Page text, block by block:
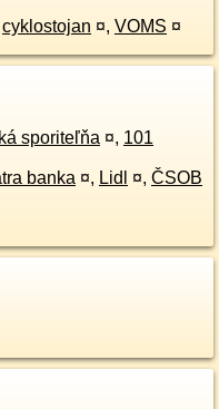
cyklostojan ¤, VOMS ¤
sporiteľňa ¤, 101
banka ¤, Lidl ¤, ČSOB